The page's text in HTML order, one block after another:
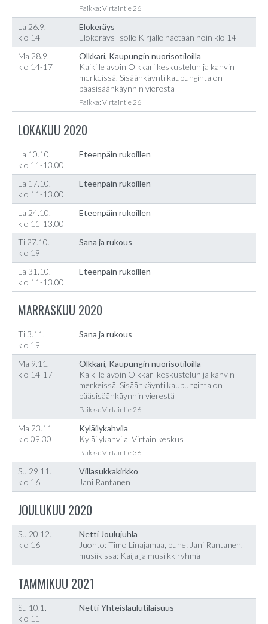
Paikka: Virtaintie 26
La 26.9.
klo 14
Elokeräys
Elokeräys Isolle Kirjalle haetaan noin klo 14
Ma 28.9.
klo 14-17
Olkkari, Kaupungin nuorisotiloilla
Kaikille avoin Olkkari keskustelun ja kahvin
merkeissä. Sisäänkäynti kaupungintalon
pääsisäänkäynnin vierestä
Paikka: Virtaintie 26
LOKAKUU 2020
La 10.10.
klo 11-13.00
Eteenpäin rukoillen
La 17.10.
klo 11-13.00
Eteenpäin rukoillen
La 24.10.
klo 11-13.00
Eteenpäin rukoillen
Ti 27.10.
klo 19
Sana ja rukous
La 31.10.
klo 11-13.00
Eteenpäin rukoillen
MARRASKUU 2020
Ti 3.11.
klo 19
Sana ja rukous
Ma 9.11.
klo 14-17
Olkkari, Kaupungin nuorisotiloilla
Kaikille avoin Olkkari keskustelun ja kahvin
merkeissä. Sisäänkäynti kaupungintalon
pääsisäänkäynnin vierestä
Paikka: Virtaintie 26
Ma 23.11.
klo 09.30
Kyläilykahvila
Kyläilykahvila, Virtain keskus
Paikka: Virtaintie 36
Su 29.11.
klo 16
Villasukkakirkko
Jani Rantanen
JOULUKUU 2020
Su 20.12.
klo 16
Netti Joulujuhla
Juonto: Timo Linajamaa, puhe: Jani Rantanen,
musiikissa: Kaija ja musiikkiryhmä
TAMMIKUU 2021
Su 10.1.
klo 11
Netti-Yhteislaulutilaisuus